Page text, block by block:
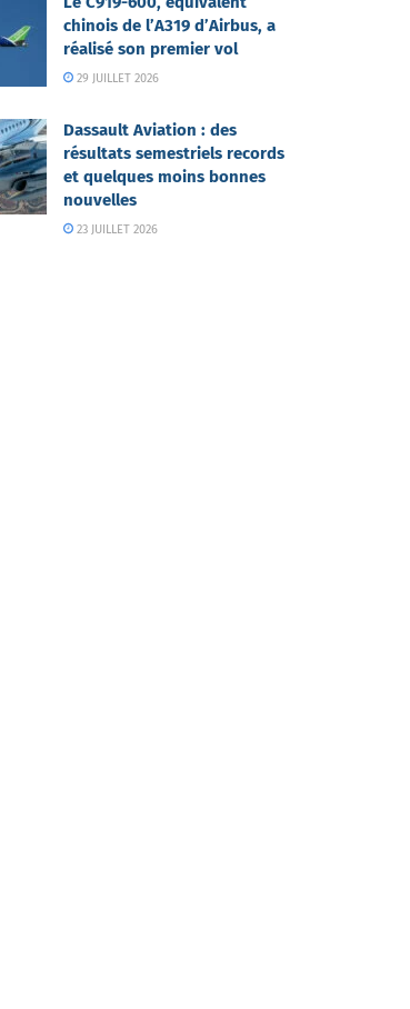
chinois de l’A319 d’Airbus, a
réalisé son premier vol
29 JUILLET 2026
Dassault Aviation : des
résultats semestriels records
et quelques moins bonnes
nouvelles
23 JUILLET 2026